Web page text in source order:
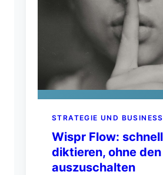
STRATEGIE UND BUSINESS
Wispr Flow: schnell
diktieren, ohne
auszuschalten